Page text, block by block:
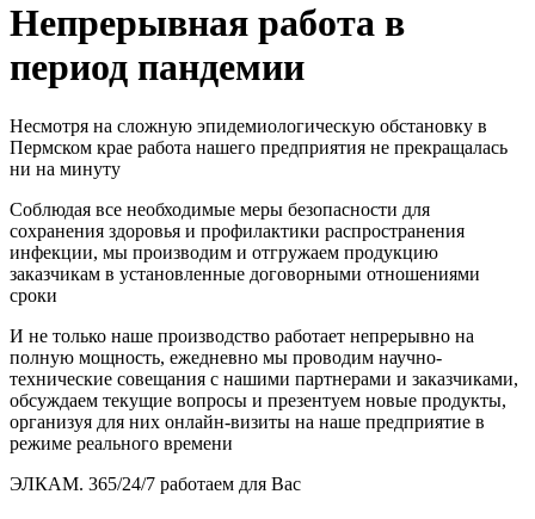
Непрерывная работа в
период пандемии
Несмотря на сложную эпидемиологическую обстановку в
Пермском крае работа нашего предприятия не прекращалась
ни на минуту
Соблюдая все необходимые меры безопасности для
сохранения здоровья и профилактики распространения
инфекции, мы производим и отгружаем продукцию
заказчикам в установленные договорными отношениями
сроки
И не только наше производство работает непрерывно на
полную мощность, ежедневно мы проводим научно-
технические совещания с нашими партнерами и заказчиками,
обсуждаем текущие вопросы и презентуем новые продукты,
организуя для них онлайн-визиты на наше предприятие в
режиме реального времени
ЭЛКАМ. 365/24/7 работаем для Вас